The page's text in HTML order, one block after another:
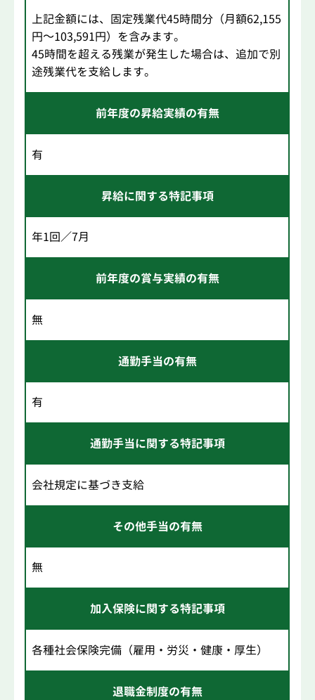
上記金額には、固定残業代45時間分（月額62,155
円～103,591円）を含みます。
45時間を超える残業が発生した場合は、追加で別
途残業代を支給します。
前年度の昇給実績の有無
有
昇給に関する特記事項
年1回／7月
前年度の賞与実績の有無
無
通勤手当の有無
有
通勤手当に関する特記事項
会社規定に基づき支給
その他手当の有無
無
加入保険に関する特記事項
各種社会保険完備（雇用・労災・健康・厚生）
退職金制度の有無